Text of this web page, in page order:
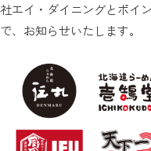
社エイ・ダイニングとポイ
で、お知らせいたします。